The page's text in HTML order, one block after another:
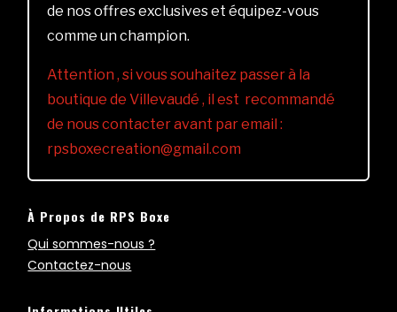
de nos offres exclusives et équipez-vous
comme un champion.
Attention , si vous souhaitez passer à la
boutique de Villevaudé , il est recommandé
de nous contacter avant par email :
rpsboxecreation@gmail.com
À Propos de RPS Boxe
Qui sommes-nous ?
Contactez-nous